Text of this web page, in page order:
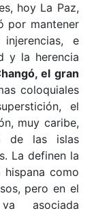
hoy La Paz,
por mantener
e
y la herencia
el gran
coloquiales
el
muy caribe,
de las islas
La definen la
como
pero en el
asociada